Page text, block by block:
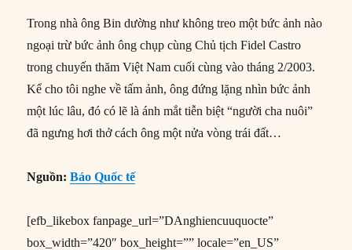
Trong nhà ông Bin dường như không treo một bức ảnh nào
ngoại trừ bức ảnh ông chụp cùng Chủ tịch Fidel Castro
trong chuyến thăm Việt Nam cuối cùng vào tháng 2/2003.
Kể cho tôi nghe về tấm ảnh, ông đứng lặng nhìn bức ảnh
một lúc lâu, đó có lẽ là ánh mắt tiễn biệt “người cha nuôi”
đã ngưng hơi thở cách ông một nửa vòng trái đất…
Nguồn:Báo Quốc tế
[efb_likebox fanpage_url=”DAnghiencuuquocte”
box_width=”420″ box_height=”” locale=”en_US”